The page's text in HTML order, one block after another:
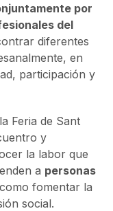
por
del
diferentes
en
participación y
Feria de Sant
y
la labor que
a personas
fomentar la
social.